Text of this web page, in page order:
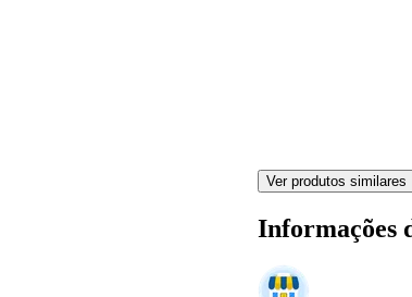
Ver produtos similares
Informações